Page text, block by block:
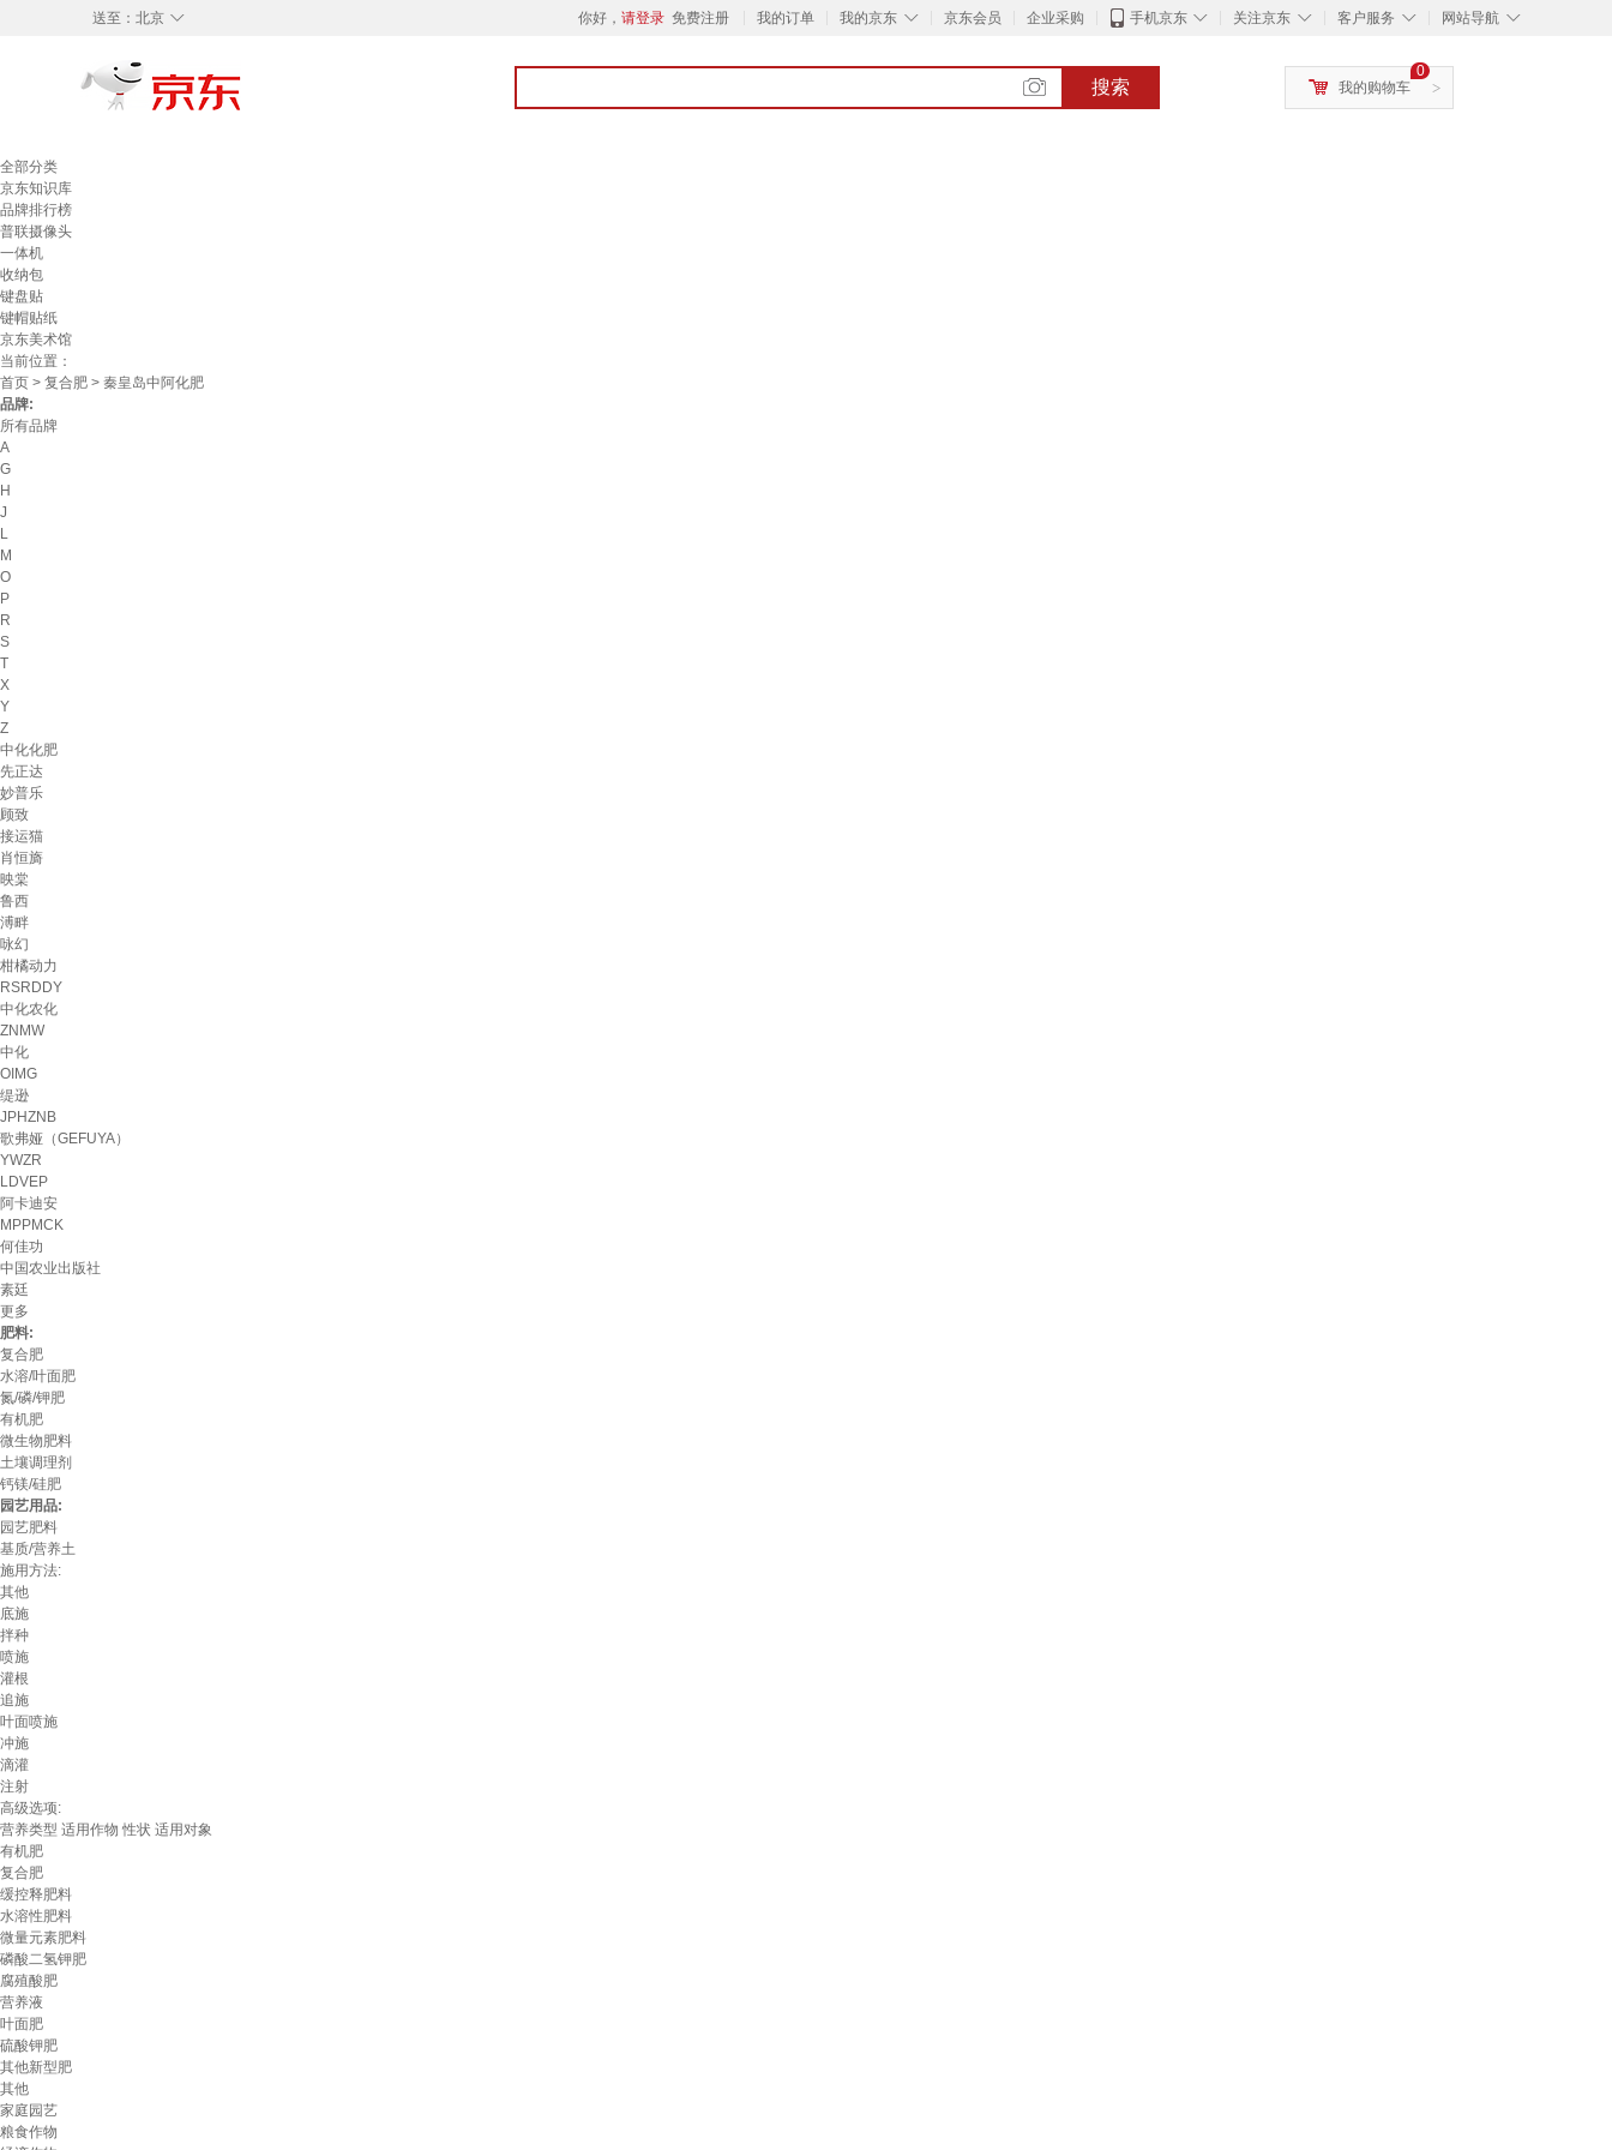
◇
送至： 北京 你好， 请登录 免费注册 我的订单 ◇
我的京东 京东会员 企业采购 ◇
手机京东 ◇
关注京东 ◇
客户服务 ◇
网站导航
搜索 >
0
我的购物车
全部分类
京东知识库
品牌排行榜
普联摄像头
一体机
收纳包
键盘贴
键帽贴纸
京东美术馆
当前位置：
首页 > 复合肥 > 秦皇岛中阿化肥
品牌:
所有品牌
A
G
H
J
L
M
O
P
R
S
T
X
Y
Z
中化化肥
先正达
妙普乐
顾致
接运猫
肖恒旖
映棠
鲁西
溥畔
咏幻
柑橘动力
RSRDDY
中化农化
ZNMW
中化
OIMG
缇逊
JPHZNB
歌弗娅（GEFUYA）
YWZR
LDVEP
阿卡迪安
MPPMCK
何佳功
中国农业出版社
素廷
更多
肥料:
复合肥
水溶/叶面肥
氮/磷/钾肥
有机肥
微生物肥料
土壤调理剂
钙镁/硅肥
园艺用品:
园艺肥料
基质/营养土
施用方法:
其他
底施
拌种
喷施
灌根
追施
叶面喷施
冲施
滴灌
注射
高级选项:
营养类型 适用作物 性状 适用对象
有机肥
复合肥
缓控释肥料
水溶性肥料
微量元素肥料
磷酸二氢钾肥
腐殖酸肥
营养液
叶面肥
硫酸钾肥
其他新型肥
其他
家庭园艺
粮食作物